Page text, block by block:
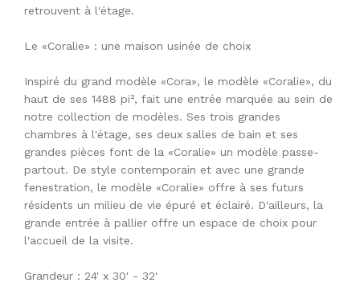
retrouvent à l'étage.
Le «Coralie» : une maison usinée de choix
Inspiré du grand modèle «Cora», le modèle «Coralie», du
haut de ses 1488 pi², fait une entrée marquée au sein de
notre collection de modèles. Ses trois grandes
chambres à l'étage, ses deux salles de bain et ses
grandes pièces font de la «Coralie» un modèle passe-
partout. De style contemporain et avec une grande
fenestration, le modèle «Coralie» offre à ses futurs
résidents un milieu de vie épuré et éclairé. D'ailleurs, la
grande entrée à pallier offre un espace de choix pour
l'accueil de la visite.
Grandeur : 24' x 30' - 32'